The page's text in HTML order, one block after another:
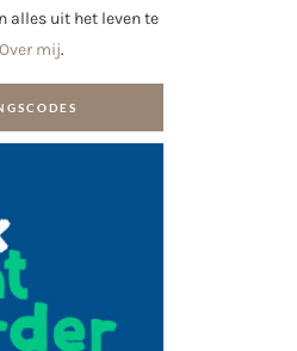
alles uit het leven te
Over mij.